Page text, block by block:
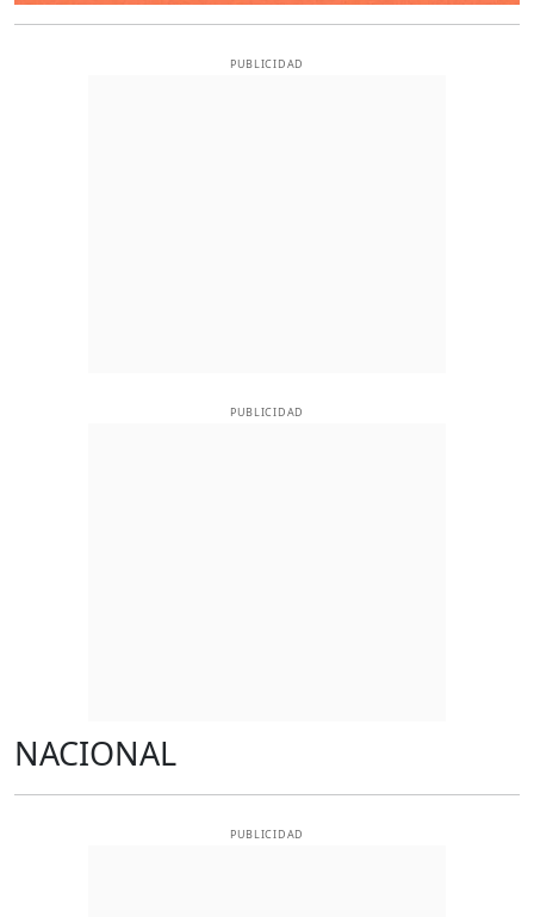
PUBLICIDAD
PUBLICIDAD
NACIONAL
PUBLICIDAD